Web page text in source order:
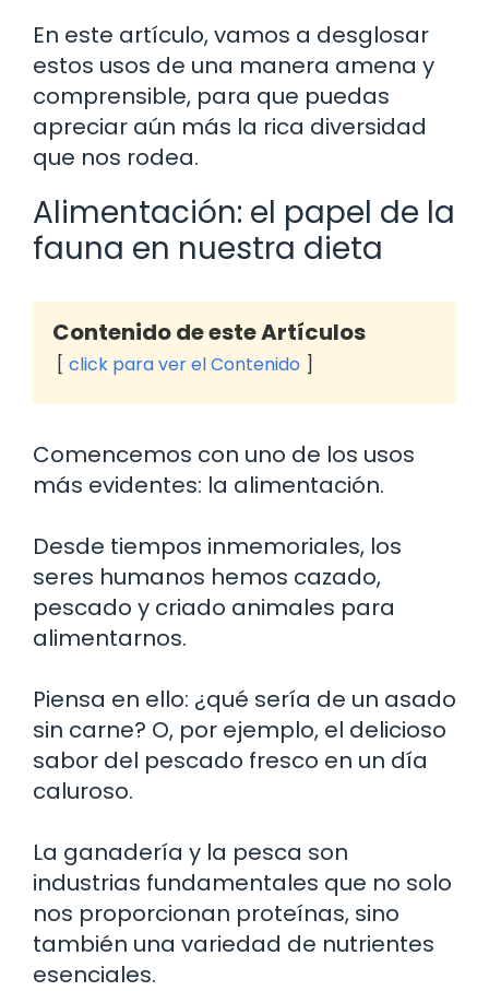
En este artículo, vamos a desglosar
estos usos de una manera amena y
comprensible, para que puedas
apreciar aún más la rica diversidad
que nos rodea.
Alimentación: el papel de la
fauna en nuestra dieta
Contenido de este Artículos
click para ver el Contenido
Comencemos con uno de los usos
más evidentes: la alimentación.
Desde tiempos inmemoriales, los
seres humanos hemos cazado,
pescado y criado animales para
alimentarnos.
Piensa en ello: ¿qué sería de un asado
sin carne? O, por ejemplo, el delicioso
sabor del pescado fresco en un día
caluroso.
La ganadería y la pesca son
industrias fundamentales que no solo
nos proporcionan proteínas, sino
también una variedad de nutrientes
esenciales.